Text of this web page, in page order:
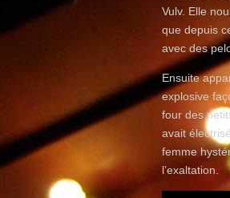
Vulv. Elle
que depuis
avec des
Ensuite
explosive
four des
avait électrisé
femme
l’exaltation.